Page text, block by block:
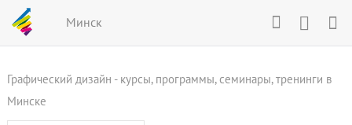
Минск
Графический дизайн - курсы, программы, семинары, тренинги в
Минске